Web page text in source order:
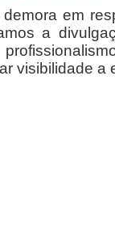
em
a
visibilidade a